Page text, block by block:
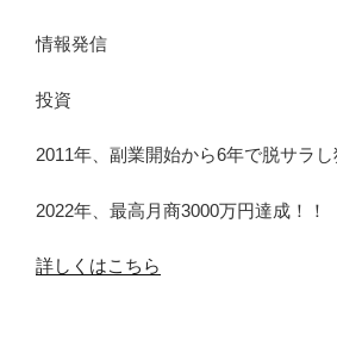
情報発信
投資
2011年、副業開始から6年で脱サラし
2022年、最高月商3000万円達成！！
詳しくはこちら